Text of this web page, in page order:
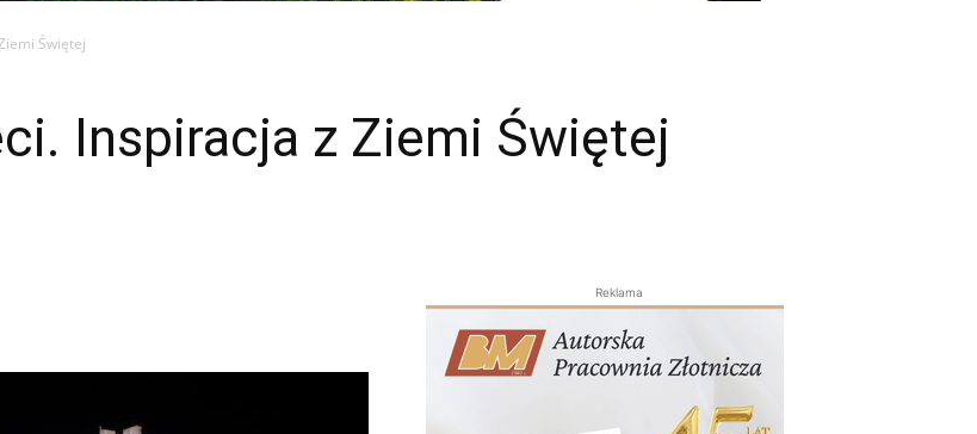
Świętej
Inspiracja z Ziemi Świętej
Reklama